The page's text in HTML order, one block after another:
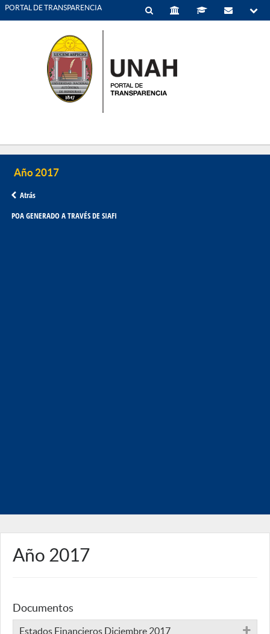
PORTAL DE TRANSPARENCIA
Atrás
POA GENERADO A TRAVÉS DE SIAFI
Año 2017
Documentos
Estados Financieros Diciembre 2017